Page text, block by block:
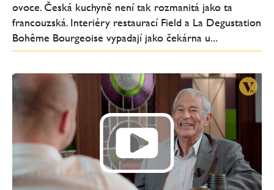
ovoce. Česká kuchyně není tak rozmanitá jako ta
francouzská. Interiéry restaurací Field a La Degustation
Bohême Bourgeoise vypadají jako čekárna u...